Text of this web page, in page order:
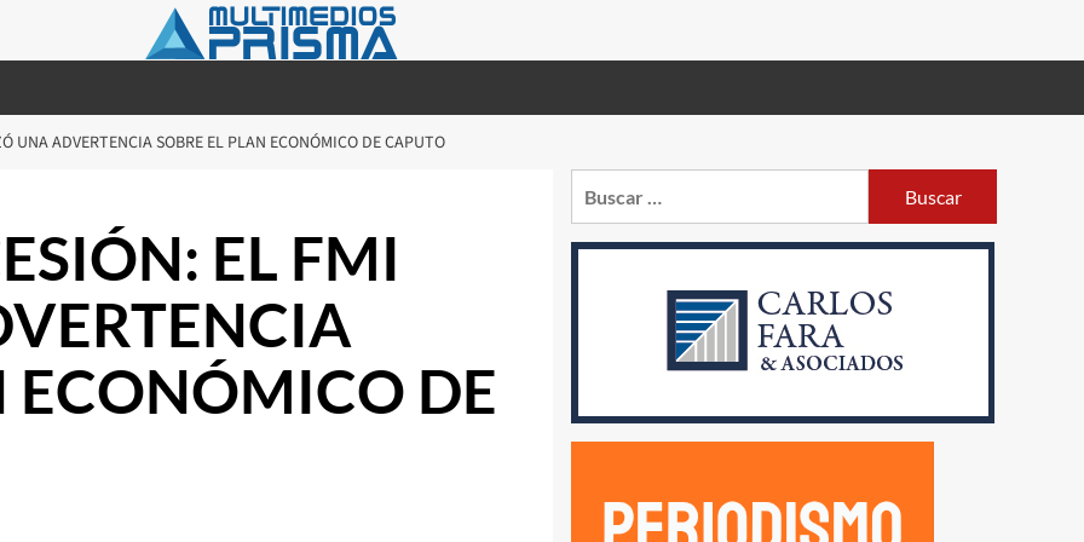
UNA ADVERTENCIA SOBRE EL PLAN ECONÓMICO DE CAPUTO
EL FMI
ECONÓMICO DE